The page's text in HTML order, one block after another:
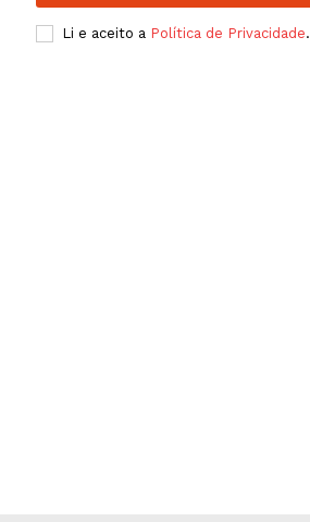
Li e aceito a Política de Privacidade.